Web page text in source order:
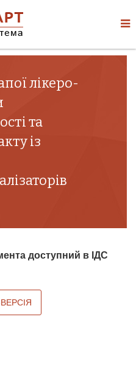
лікеро-
та
із
доступний в ІДС